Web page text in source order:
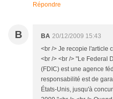
Répondre
B BA 20/12/2009 15:43
<br /> Je recopie l'article
<br /> <br /> "Le Federal
(FDIC) est une agence
responsabilité est de
États-Unis, jusqu'à